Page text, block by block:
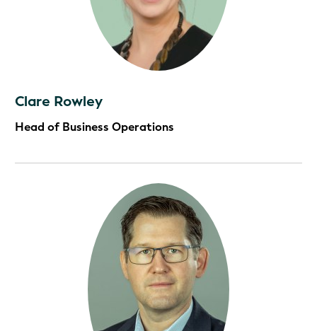
Clare Rowley
Head of Business Operations